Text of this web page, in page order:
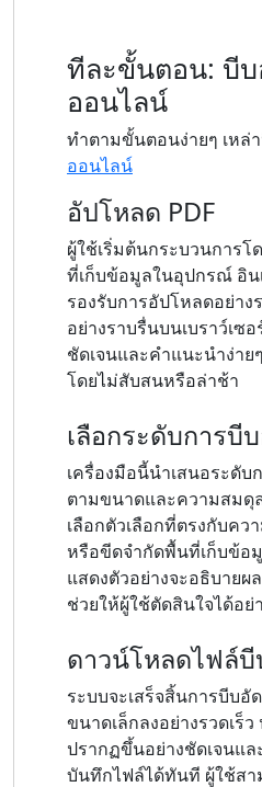
ทีละขั้นตอน: บีบ
ออนไลน์
ทำตามขั้นตอนง่ายๆ เหล่
ออนไลน์
อัปโหลด PDF
ผู้ใช้เริ่มต้นกระบวนการโ
ที่เก็บข้อมูลในอุปกรณ์ อิน
รองรับการอัปโหลดอย่าง
อย่างราบรื่นบนเบราว์เซ
ชัดเจนและคำแนะนำง่าย
โดยไม่สับสนหรือล่าช้า
เลือกระดับการบี
เครื่องมือนี้นำเสนอระดั
ตามขนาดและความสม
เลือกตัวเลือกที่ตรงกับคว
หรือขีดจำกัดพื้นที่เก็บข้อ
แสดงตัวอย่างจะอธิบาย
ช่วยให้ผู้ใช้ตัดสินใจได้อย่
ดาวน์โหลดไฟล์
ระบบจะเสร็จสิ้นการบีบอั
ขนาดเล็กลงอย่างรวดเร็
ปรากฏขึ้นอย่างชัดเจนแ
บันทึกไฟล์ได้ทันที ผู้ใช้สา